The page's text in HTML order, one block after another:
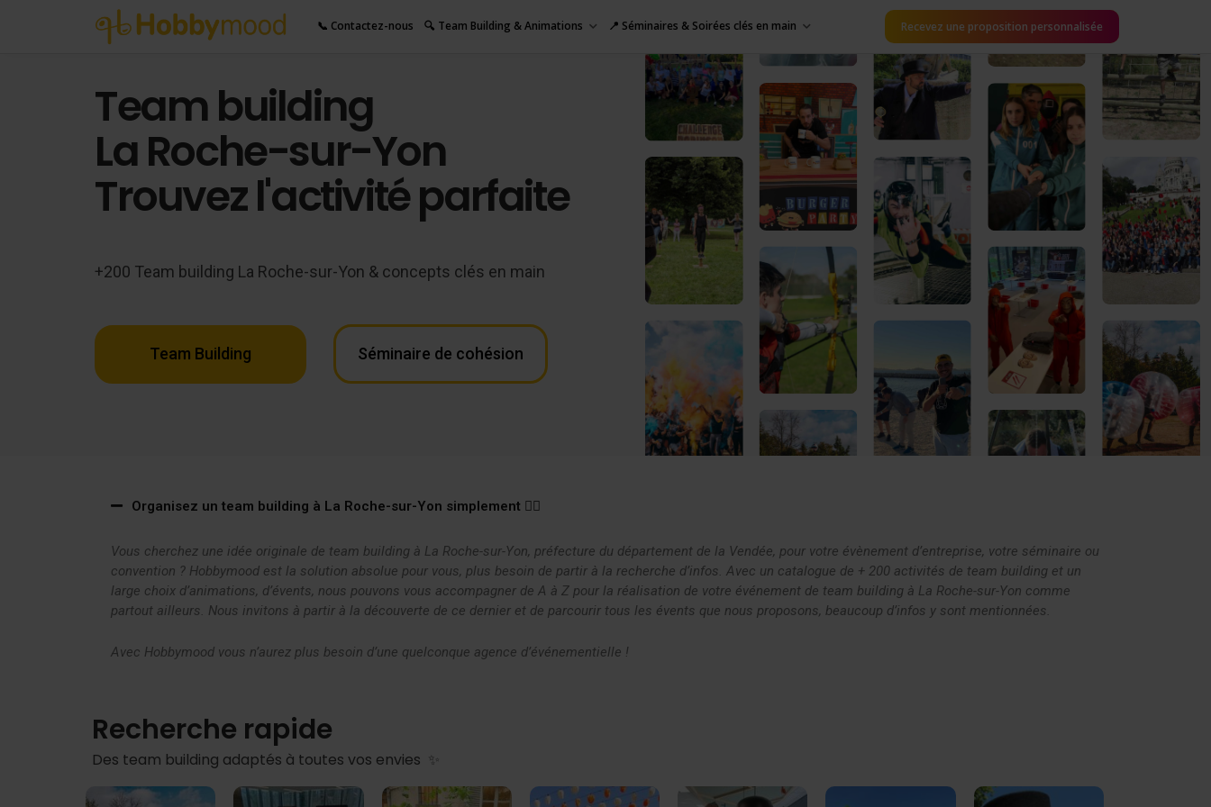
📞 Contactez-nous 🔍 Team Building & Animations 📍 Séminaires & Soirées clés en main Recevez une proposition personnalisée
Team building
La Roche-sur-Yon
Trouvez l'activité parfaite
+200 Team building La Roche-sur-Yon & concepts clés en main
Team Building Séminaire de cohésion
Organisez un team building à La Roche-sur-Yon simplement 👇🏻
Vous cherchez une idée originale de team building à La Roche-sur-Yon, préfecture du département de la Vendée, pour votre évènement d’entreprise, votre séminaire ou
convention ? Hobbymood est la solution absolue pour vous, plus besoin de partir à la recherche d’infos. Avec un catalogue de + 200 activités de team building et un
large choix d’animations, d’évents, nous pouvons vous accompagner de A à Z pour la réalisation de votre événement de team building à La Roche-sur-Yon comme
partout ailleurs. Nous invitons à partir à la découverte de ce dernier et de parcourir tous les évents que nous proposons, beaucoup d’infos y sont mentionnées.
Avec Hobbymood vous n’aurez plus besoin d’une quelconque agence d’événementielle !
Recherche rapide
Des team building adaptés à toutes vos envies ✨